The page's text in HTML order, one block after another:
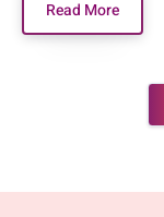
Read More